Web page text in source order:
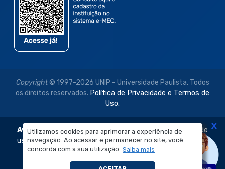
Utilizamos cookies para aprimorar a experiência de
navegação. Ao acessar e permanecer no site, você
concorda com a sua utilização. Saiba mais
Copyright© 1997-2026 UNIP - Universidade Paulista. Todos
os direitos reservados. Política de Privacidade e Termos de
Uso.
Aviso Legal: As imagens disponibilizadas neste site são de
uso exclusivo institucional do Sistema de Ensino Objetivo e
da Universidade Paulista – UNIP.
É proibida a reprodução, utilização, edição ou
X